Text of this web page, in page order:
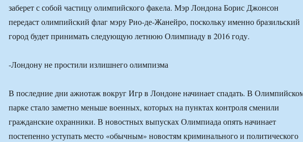
заберет с собой частицу олимпийского факела. Мэр Лондона Борис Джонсон
передаст олимпийский флаг мэру Рио-де-Жанейро, поскольку именно бразильский
город будет принимать следующую летнюю Олимпиаду в 2016 году.
-Лондону не простили излишнего олимпизма
В последние дни ажиотаж вокруг Игр в Лондоне начинает спадать. В
парке стало заметно меньше военных, которых на пунктах контроля сменили
гражданские охранники. В новостных выпусках Олимпиада опять начинает
постепенно уступать место «обычным» новостям криминального и политического